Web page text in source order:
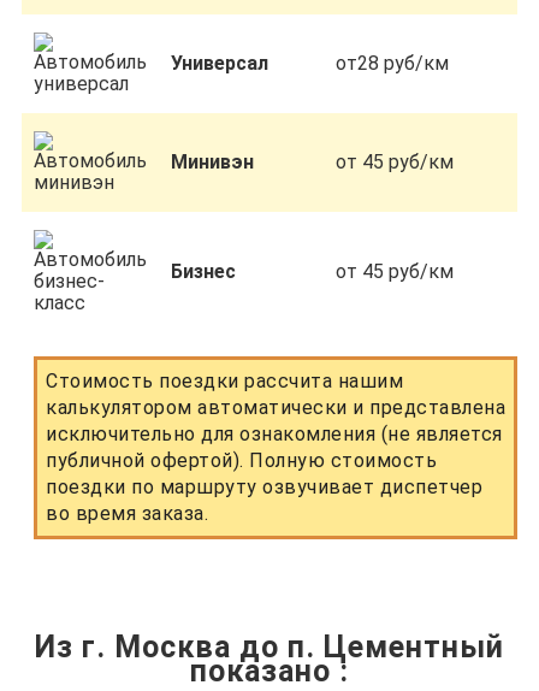
Универсал от28 руб/км
Минивэн от 45 руб/км
Бизнес от 45 руб/км
Стоимость поездки рассчита нашим
калькулятором автоматически и представлена
исключительно для ознакомления (не является
публичной офертой). Полную стоимость
поездки по маршруту озвучивает диспетчер
во время заказа.
Из г. Москва до п. Цементный
показано :